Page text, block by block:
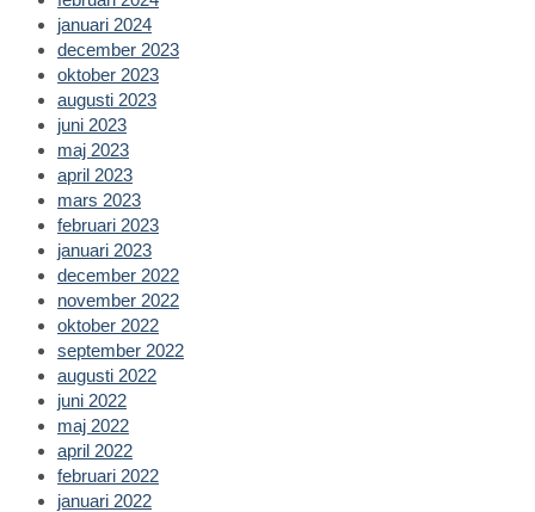
januari 2024
december 2023
oktober 2023
augusti 2023
juni 2023
maj 2023
april 2023
mars 2023
februari 2023
januari 2023
december 2022
november 2022
oktober 2022
september 2022
augusti 2022
juni 2022
maj 2022
april 2022
februari 2022
januari 2022